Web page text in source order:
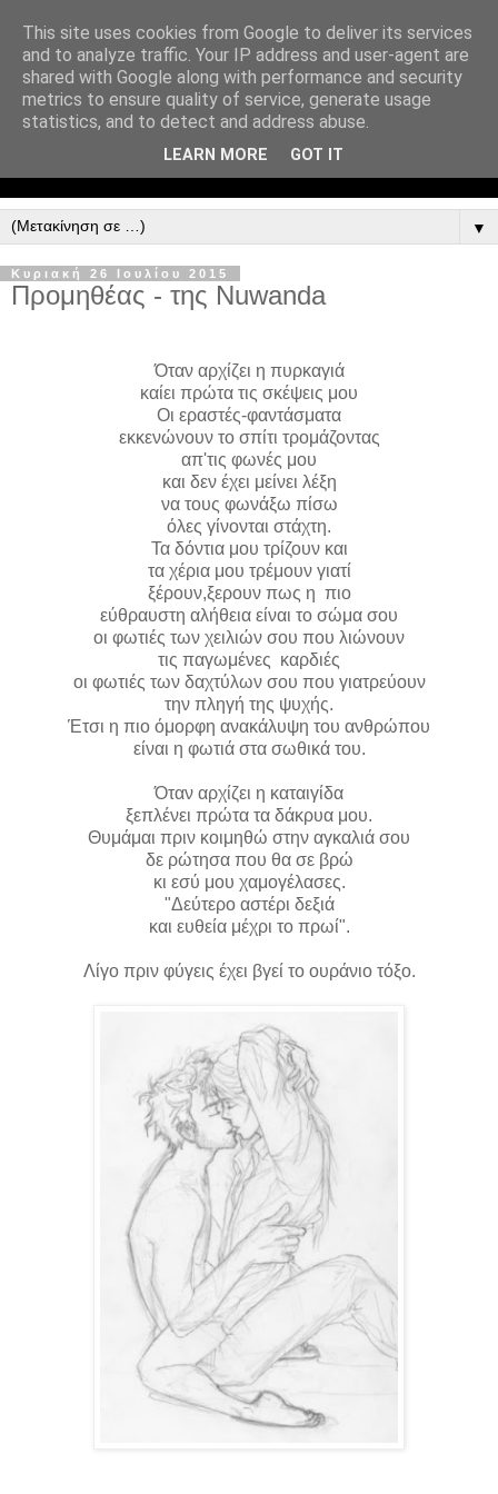
▼
Κυριακή 26 Ιουλίου 2015
Προμηθέας - της Nuwanda
Όταν αρχίζει η πυρκαγιά
καίει πρώτα τις σκέψεις μου
Οι εραστές-φαντάσματα
εκκενώνουν το σπίτι τρομάζοντας
απ'τις φωνές μου
και δεν έχει μείνει λέξη
να τους φωνάξω πίσω
όλες γίνονται στάχτη.
Τα δόντια μου τρίζουν και
τα χέρια μου τρέμουν γιατί
ξέρουν,ξερουν πως η πιο
εύθραυστη αλήθεια είναι το σώμα σου
οι φωτιές των χειλιών σου που λιώνουν
τις παγωμένες καρδιές
οι φωτιές των δαχτύλων σου που γιατρεύουν
την πληγή της ψυχής.
Έτσι η πιο όμορφη ανακάλυψη του ανθρώπου
είναι η φωτιά στα σωθικά του.
Όταν αρχίζει η καταιγίδα
ξεπλένει πρώτα τα δάκρυα μου.
Θυμάμαι πριν κοιμηθώ στην αγκαλιά σου
δε ρώτησα που θα σε βρώ
κι εσύ μου χαμογέλασες.
"Δεύτερο αστέρι δεξιά
και ευθεία μέχρι το πρωί".
Λίγο πριν φύγεις έχει βγεί το ουράνιο τόξο.
This site uses cookies from Google to deliver its services
and to analyze traffic. Your IP address and user-agent are
shared with Google along with performance and security
metrics to ensure quality of service, generate usage
statistics, and to detect and address abuse.
LEARN MORE GOT IT